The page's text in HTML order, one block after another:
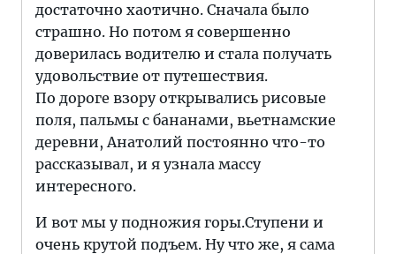
достаточно хаотично. Сначала было
страшно. Но потом я совершенно
доверилась водителю и стала получать
удовольствие от путешествия.
По дороге взору открывались рисовые
поля, пальмы с бананами, вьетнамские
деревни, Анатолий постоянно что-то
рассказывал, и я узнала массу
интересного.
И вот мы у подножия горы.Ступени и
очень крутой подъем. Ну что же, я сама